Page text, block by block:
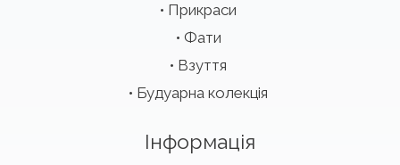
Прикраси
Фати
Взуття
Будуарна колекція
Інформація